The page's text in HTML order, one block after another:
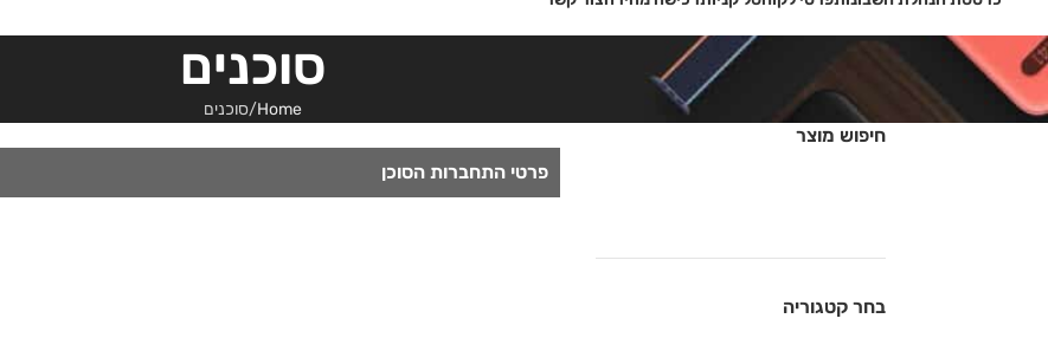
סוכנים
Home סוכנים
חיפוש מוצר
בחר קטגוריה
פרטי התחברות הסוכן